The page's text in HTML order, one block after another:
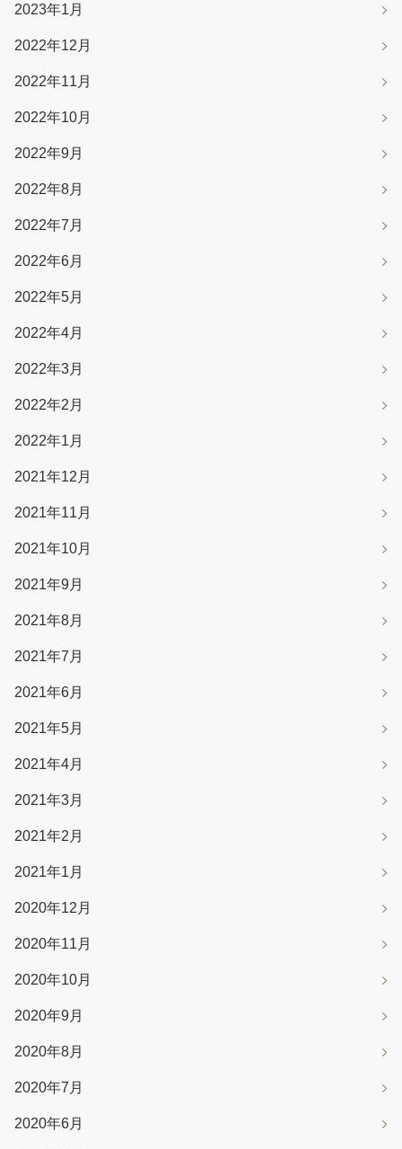
2023年1月
2022年12月
2022年11月
2022年10月
2022年9月
2022年8月
2022年7月
2022年6月
2022年5月
2022年4月
2022年3月
2022年2月
2022年1月
2021年12月
2021年11月
2021年10月
2021年9月
2021年8月
2021年7月
2021年6月
2021年5月
2021年4月
2021年3月
2021年2月
2021年1月
2020年12月
2020年11月
2020年10月
2020年9月
2020年8月
2020年7月
2020年6月